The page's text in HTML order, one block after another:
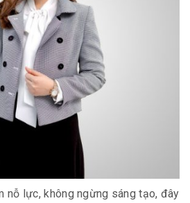
nỗ lực, không ngừng sáng tạo, đây